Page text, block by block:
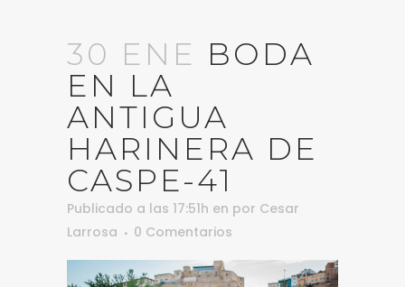
30 ENE BODA
EN LA
ANTIGUA
HARINERA DE
CASPE-41
Publicado a las 17:51h en por Cesar
Larrosa
0 Comentarios